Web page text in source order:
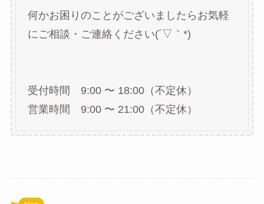
何かお困りのことがございましたらお気軽
にご相談・ご連絡ください(´▽｀*)
受付時間 9:00 〜 18:00（不定休）
営業時間 9:00 〜 21:00（不定休）